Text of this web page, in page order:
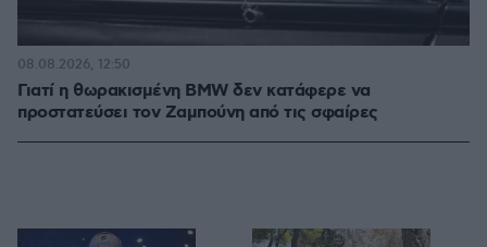
Γιατί η θωρακισμένη BMW δεν κατάφερε να
προστατεύσει τον Ζαμπούνη από τις σφαίρες
08.08.2026, 12:50